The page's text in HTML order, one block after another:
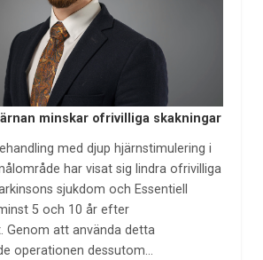
minskar ofrivilliga skakningar
med djup hjärnstimulering i
har visat sig lindra ofrivilliga
sjukdom och Essentiell
5 och 10 år efter
Genom att använda detta
operationen dessutom…